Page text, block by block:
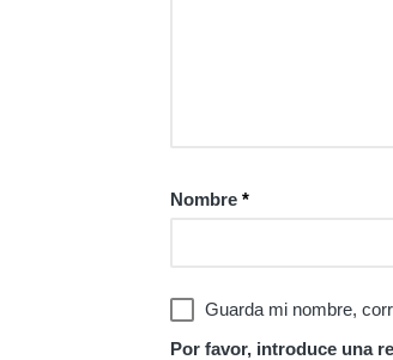
Nombre *
Guarda mi nombre,
Por favor, introduce una